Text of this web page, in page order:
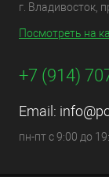
г. Владивосток,
Посмотреть на
+7 (914)
Email:
пн-пт с 9:00 до